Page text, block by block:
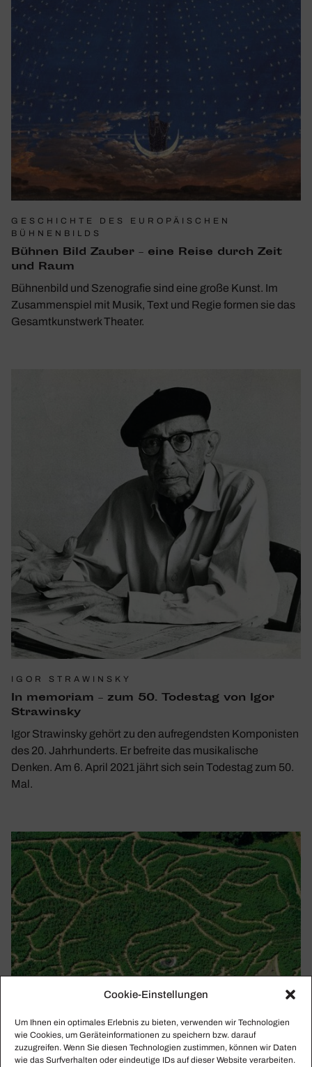
Cookie-Einstellungen
Um Ihnen ein optimales Erlebnis zu bieten, verwenden wir Technologien
wie Cookies, um Geräteinformationen zu speichern bzw. darauf
zuzugreifen. Wenn Sie diesen Technologien zustimmen, können wir Daten
wie das Surfverhalten oder eindeutige IDs auf dieser Website verarbeiten.
GESCHICHTE DES EUROPÄISCHEN
BÜHNENBILDS
Bühnen Bild Zauber – eine Reise durch Zeit
und Raum
Bühnenbild und Szenografie sind eine große Kunst. Im
Zusammenspiel mit Musik, Text und Regie formen sie das
Gesamtkunstwerk Theater.
IGOR STRAWINSKY
In memo­riam – zum 50. Todestag von Igor
Stra­winsky
Igor Strawinsky gehört zu den aufregendsten Komponisten
des 20. Jahrhunderts. Er befreite das musikalische
Denken. Am 6. April 2021 jährt sich sein Todestag zum 50.
Mal.